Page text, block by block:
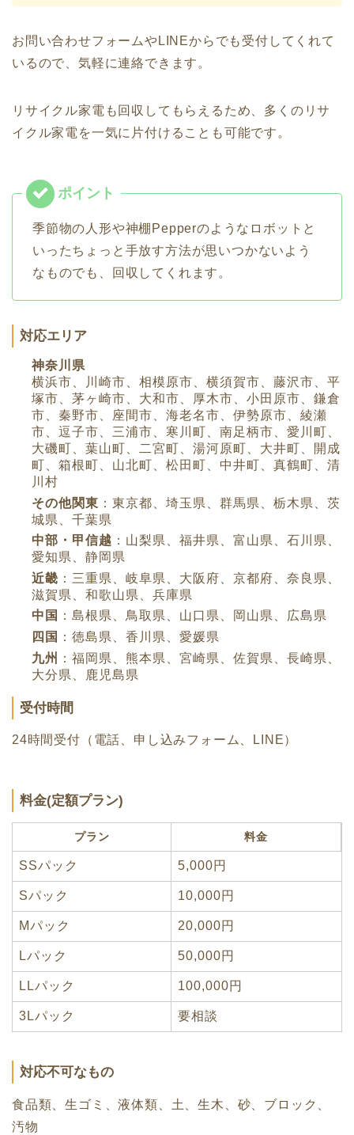
お問い合わせフォームやLINEからでも受付してくれて
いるので、気軽に連絡できます。
リサイクル家電も回収してもらえるため、多くのリサ
イクル家電を一気に片付けることも可能です。
季節物の人形や神棚Pepperのようなロボットと
いったちょっと手放す方法が思いつかないよう
なものでも、回収してくれます。
対応エリア
神奈川県
横浜市、川崎市、相模原市、横須賀市、藤沢市、平
塚市、茅ヶ崎市、大和市、厚木市、小田原市、鎌倉
市、秦野市、座間市、海老名市、伊勢原市、綾瀬
市、逗子市、三浦市、寒川町、南足柄市、愛川町、
大磯町、葉山町、二宮町、湯河原町、大井町、開成
町、箱根町、山北町、松田町、中井町、真鶴町、清
川村
その他関東 ：東京都、埼玉県、群馬県、栃木県、茨
城県、千葉県
中部・甲信越 ：山梨県、福井県、富山県、石川県、
愛知県、静岡県
近畿 ：三重県、岐阜県、大阪府、京都府、奈良県、
滋賀県、和歌山県、兵庫県
中国 ：島根県、鳥取県、山口県、岡山県、広島県
四国 ：徳島県、香川県、愛媛県
九州
：福岡県、熊本県、宮崎県、佐賀県、長崎県、
大分県、鹿児島県
受付時間
24時間受付（電話、申し込みフォーム、LINE）
料金(定額プラン)
プラン 料金
SSパック 5,000円
Sパック 10,000円
Mパック 20,000円
Lパック 50,000円
LLパック 100,000円
3Lパック 要相談
対応不可なもの
食品類、生ゴミ、液体類、土、生木、砂、ブロック、
汚物